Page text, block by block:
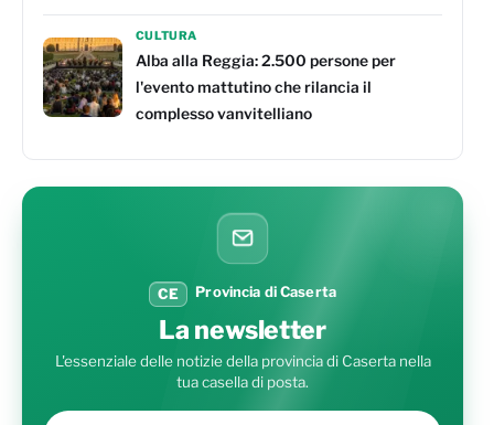
CULTURA
Alba alla Reggia: 2.500 persone per
l'evento mattutino che rilancia il
complesso vanvitelliano
CE Provincia di Caserta
La newsletter
L'essenziale delle notizie della provincia di Caserta nella
tua casella di posta.